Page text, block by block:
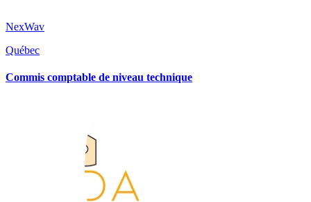
NexWav
Québec
Commis comptable de niveau technique